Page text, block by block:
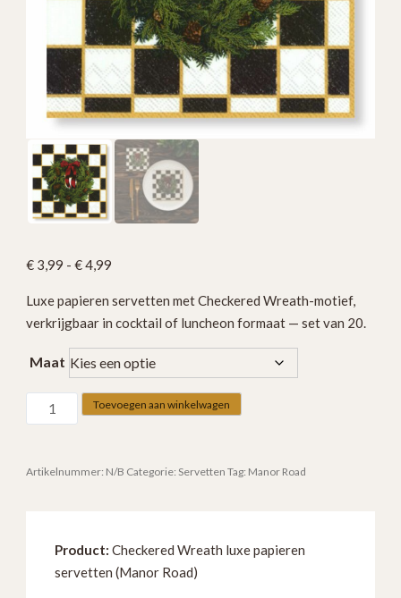
€ 3,99 - €4,99
tot
€ 4,99
Luxe papieren servetten met Checkered Wreath-motief,
verkrijgbaar in cocktail of luncheon formaat — set van 20.
Maat
Checkered
Wreath
papieren
cocktail
Toevoegen aan winkelwagen
Artikelnummer: N/B Categorie: Servetten Tag: Manor Road
Product: Checkered Wreath luxe papieren
servetten (Manor Road)